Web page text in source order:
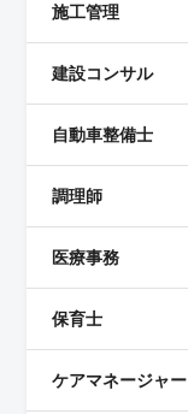
施工管理
建設コンサル
自動車整備士
調理師
医療事務
保育士
ケアマネージャー